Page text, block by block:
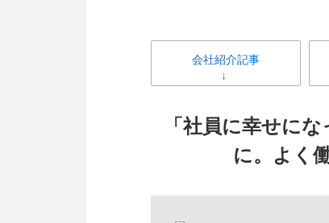
会社紹介記事
「社員に幸せに
に。よく